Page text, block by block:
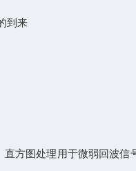
方图处理用于微弱回波